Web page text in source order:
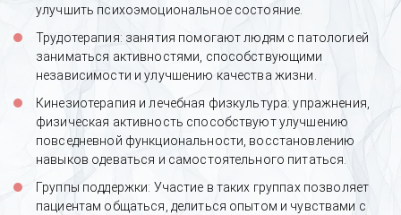
улучшить психоэмоциональное состояние.
Трудотерапия: занятия помогают людям с патологией
заниматься активностями, способствующими
независимости и улучшению качества жизни.
Кинезиотерапия и лечебная физкультура: упражнения,
физическая активность способствуют улучшению
повседневной функциональности, восстановлению
навыков одеваться и самостоятельного питаться.
Группы поддержки: Участие в таких группах позволяет
пациентам общаться, делиться опытом и чувствами с